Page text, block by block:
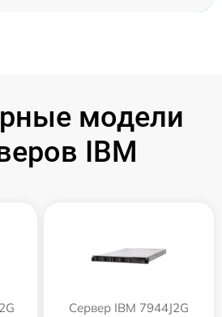
модели
IBM
Сервер IBM 7944J2G